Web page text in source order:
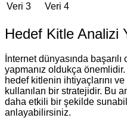
Veri 3
Veri 4
Hedef Kitle Analizi
İnternet dünyasında
yapmanız oldukça
hedef kitlenin ihtiyaçlarını
kullanılan bir stratejidir. Bu
daha etkili bir şekilde
anlayabilirsiniz.